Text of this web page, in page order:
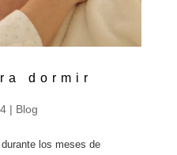
dormir
| Blog
los meses de